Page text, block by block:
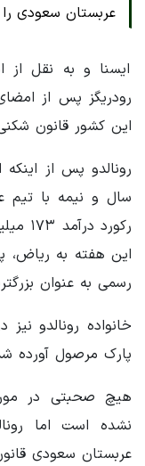
عربستان سعودی را
ایسنا و به نقل از
این کشور قانون
رونالدو پس از
سال و نیمه با تیم
این هفته به ریاض،
رسمی به عنوان
خانواده رونالدو
پارک مرصول آورده
هیچ صحبتی در
نشده است اما
عربستان سعودی